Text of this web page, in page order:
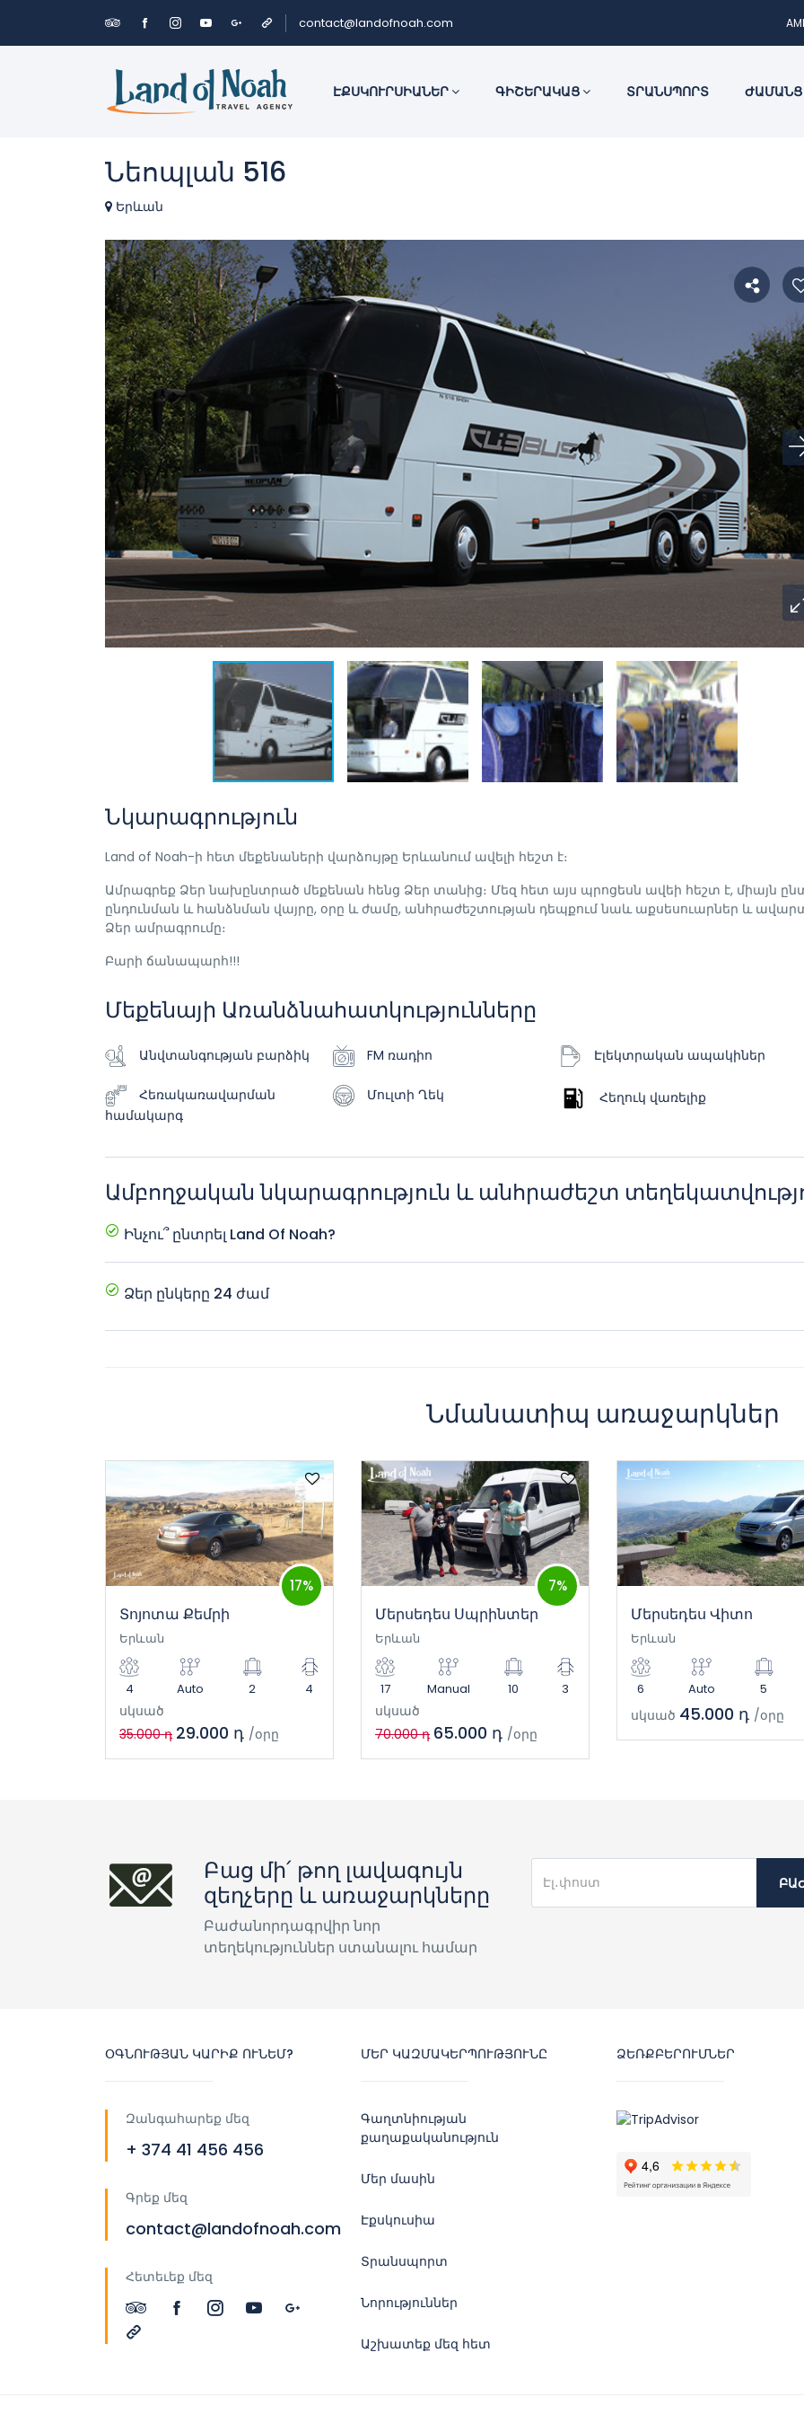
contact@landofnoah.com
ԷՔՍԿՈՒՐՍԻԱՆԵՐ ԳԻՇԵՐԱԿԱՑ ՏՐԱՆՍՊՈՐՏ ԺԱՄԱՆՑ
Նեոպլան 516
Երևան
Նկարագրություն
Land of Noah-ի հետ մեքենաների վարձույթը Երևանում ավելի հեշտ է։
Ամրագրեք Ձեր նախընտրած մեքենան հենց Ձեր տանից։ Մեզ հետ այս պրոցեսն ավեի հեշտ է, միայն
ընդունման և հանձնման վայրը, օրը և ժամը, անհրաժեշտության դեպքում նաև աքսեսուարներ և
Ձեր ամրագրումը։
Բարի ճանապարհ!!!
Մեքենայի Առանձնահատկությունները
Անվտանգության բարձիկ FM ռադիո Էլեկտրական ապակիներ
Հեռակառավարման
համակարգ
Մուլտի Ղեկ Հեղուկ վառելիք
Ամբողջական նկարագրություն և անհրաժեշտ
Ինչու՞ ընտրել Land Of Noah?
համակարգ • Հաճախորդների գերազանց սպասարկում
Ձեր ընկերը 24 ժամ
Դուք կարող եք ցանկացած պահի պատվիրել և ստանալ մեքենա, ինչպես նաև ստանալ ցանկացած
Նմանատիպ առաջարկներ
Տոյոտա Քեմրի
17%
Երևան
4 Auto 2 4
սկսած
35.000 դ 29.000 դ /օրը
Մերսեդես Սպրինտեր
7%
Երևան
17 Manual 10 3
սկսած
70.000 դ 65.000 դ /օրը
Մերսեդես Վիտո
Երևան
6 Auto 5
սկսած 45.000 դ /օրը
Բաց մի՛ թող լավագույն
զեղչերը և առաջարկները
Բաժանորդագրվիր նոր
տեղեկություններ ստանալու համար
ՕԳՆՈՒԹՅԱՆ ԿԱՐԻՔ ՈՒՆԵՄ?
Զանգահարեք մեզ
+ 374 41 456 456
Գրեք մեզ
contact@landofnoah.com
Հետեւեք մեզ
ՄԵՐ ԿԱԶՄԱԿԵՐՊՈՒԹՅՈՒՆԸ
Գաղտնիության
քաղաքականություն
Մեր մասին
Էքսկուսիա
Տրանսպորտ
Նորություններ
Աշխատեք մեզ հետ
ՁԵՌՔԲԵՐՈՒՄՆԵՐ